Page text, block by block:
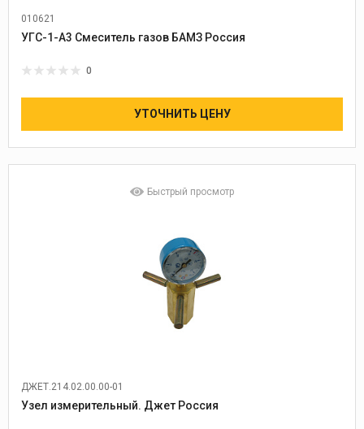
010621
УГС-1-А3 Смеситель газов БАМЗ Россия
0
УТОЧНИТЬ ЦЕНУ
Быстрый просмотр
ДЖЕТ.214.02.00.00-01
Узел измерительный. Джет Россия